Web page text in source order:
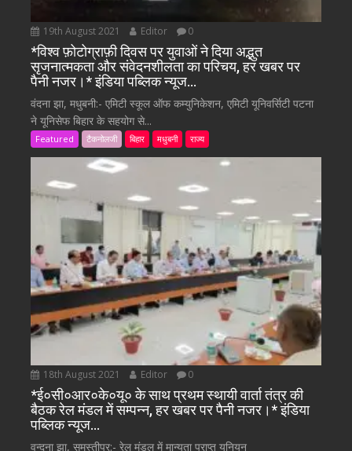
19th August 2021 Editor 0
*विश्व फ़ोटोग्राफ़ी दिवस पर युवाओं ने दिया अद्भुत
सृजनात्मकता और संवेदनशीलता का परिचय, हर खबर पर
पैनी नजर।* इंडिया पब्लिक न्यूज…
वंदना झा, मधुबनी:- एमिटी स्कूल ऑफ कम्युनिकेशन, एमिटी यूनिवर्सिटी पटना
ने यूनिसेफ बिहार के सहयोग से...
Featured टैकनोलजी बिहार मधुबनी राज्य
18th August 2021 Editor 0
*ई०सी०आर०के०यू० के साथ प्रथम स्थायी वार्ता तंत्र की
बैठक रेल मंडल में सम्पन्न, हर खबर पर पैनी नजर।* इंडिया
पब्लिक न्यूज…
वन्दना झा, समस्तीपुर:- रेल मंडल में मान्यता प्राप्त यूनियन